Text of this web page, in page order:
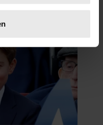
het
en advertenties te
social media te bieden
Ook delen we
site met onze
en analyse. Deze